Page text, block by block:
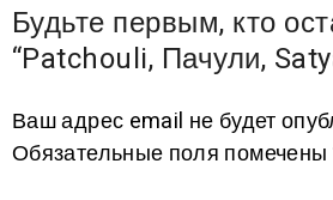
Будьте первым, кто
“Patchouli, Пачули,
Ваш адрес email не будет
Обязательные поля помечены